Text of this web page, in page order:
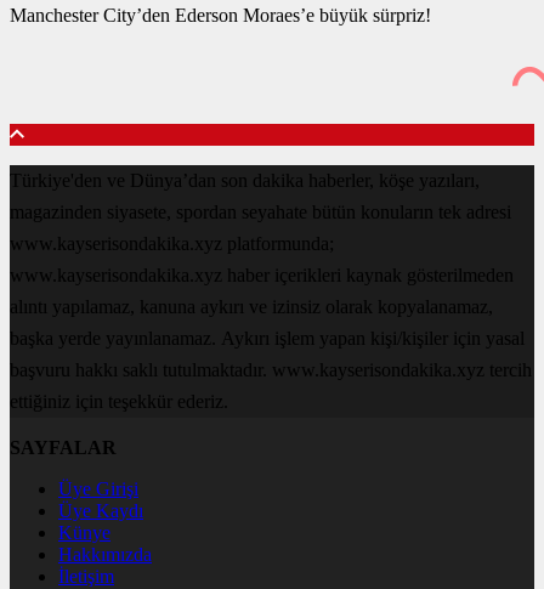
Manchester City’den Ederson Moraes’e büyük sürpriz!
Türkiye'den ve Dünya’dan son dakika haberler, köşe yazıları,
magazinden siyasete, spordan seyahate bütün konuların tek adresi
www.kayserisondakika.xyz platformunda;
www.kayserisondakika.xyz haber içerikleri kaynak gösterilmeden
alıntı yapılamaz, kanuna aykırı ve izinsiz olarak kopyalanamaz,
başka yerde yayınlanamaz. Aykırı işlem yapan kişi/kişiler için yasal
başvuru hakkı saklı tutulmaktadır. www.kayserisondakika.xyz tercih
ettiğiniz için teşekkür ederiz.
SAYFALAR
Üye Girişi
Üye Kaydı
Künye
Hakkımızda
İletişim